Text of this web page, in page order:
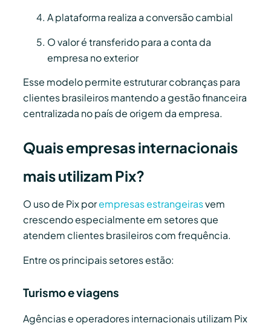
A plataforma realiza a conversão cambial
O valor é transferido para a conta da
empresa no exterior
Esse modelo permite estruturar cobranças para
clientes brasileiros mantendo a gestão financeira
centralizada no país de origem da empresa.
Quais empresas internacionais
mais utilizam Pix?
O uso de Pix porempresas estrangeirasvem
crescendo especialmente em setores que
atendem clientes brasileiros com frequência.
Entre os principais setores estão:
Turismo e viagens
Agências e operadores internacionais utilizam Pix